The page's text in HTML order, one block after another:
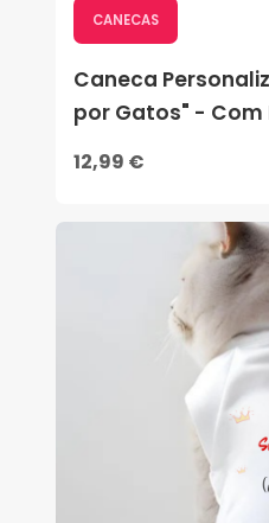
CANECAS
Caneca
por Gatos" -
12,99 €